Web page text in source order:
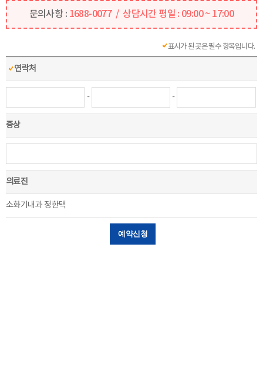
문의사항 : 1688-0077 / 상담시간 평일 : 09:00 ~ 17:00
표시가 된 곳은 필수 항목입니다.
연락처
- -
증상
의료진
소화기내과 정한택